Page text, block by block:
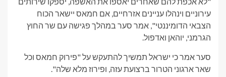
עירוניים וינהלו עניינים אזרחיים, אם חמאס יישאר הכוח
הצבאי הדומיננטי", אמר סער במהלך פגישה עם שר החוץ
הגרמני, יוהאן ואדפול.
סער אמר כי ישראל תמשיך להתעקש על "פירוק חמאס וכל
שאר ארגוני הטרור ברצועת עזה, ופירוז מלא שלה".